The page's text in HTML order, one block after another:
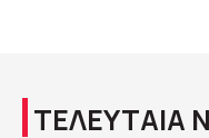
ΤΕΛΕΥΤΑΙΑ